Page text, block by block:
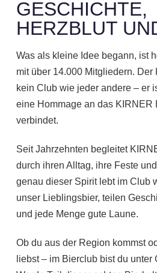
GESCHICHTE,
HERZBLUT
Was als kleine Idee begann, ist
mit über 14.000 Mitgliedern.
kein Club wie jeder andere – er
eine Hommage an das KIRNER
verbindet.
Seit Jahrzehnten begleitet
durch ihren Alltag, ihre Feste
genau dieser Spirit lebt im Club
unser Lieblingsbier, teilen
und jede Menge gute Laune.
Ob du aus der Region kommst
liebst – im Bierclub bist du unter